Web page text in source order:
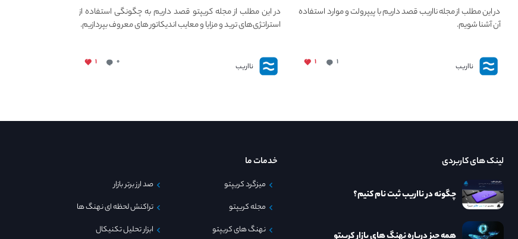
PaperWallet
در این مطلب از مجله نااریب قصد داریم با پیپر‌ولت و موارد استفاده
آن آشنا شویم.
نااریب ۱ ۱
معرفی استراتژی های مهم ترید در بازار کریپتو
در این مطلب از مجله کریپتو قصد داریم به چگونگی استفاده از
استراتژی‌های ترید و مزایا و معایب اندیکاتور های معروف بپردازیم.
نااریب ۰ ۱
لینک های کاربردی
چگونه در نااریب ثبت نام کنیم؟
خدمات ما
میزگرد کریپتو
مجله کریپتو
نهنگ های کریپتو
صد ارز برتر بازار
تراکنش لحظه ای نهنگ ها
ابزار تحلیل تکنیکال